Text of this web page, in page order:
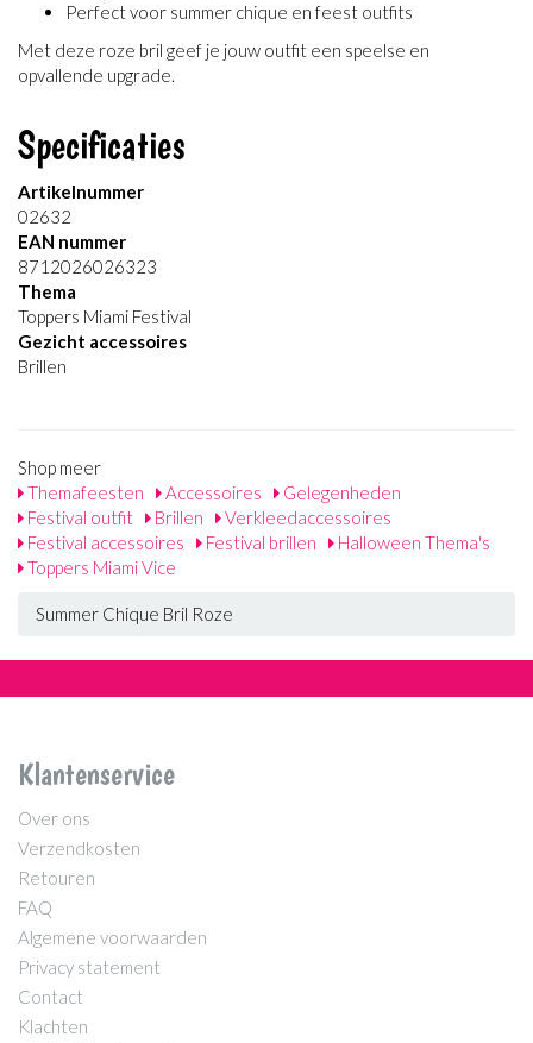
Perfect voor summer chique en feest outfits
Met deze roze bril geef je jouw outfit een speelse en
opvallende upgrade.
Specificaties
Artikelnummer
02632
EAN nummer
8712026026323
Thema
Toppers Miami Festival
Gezicht accessoires
Brillen
Shop meer
Themafeesten
Accessoires
Gelegenheden
Festival outfit
Brillen
Verkleedaccessoires
Festival accessoires
Festival brillen
Halloween Thema's
Toppers Miami Vice
Summer Chique Bril Roze
Klantenservice
Over ons
Verzendkosten
Retouren
FAQ
Algemene voorwaarden
Privacy statement
Contact
Klachten